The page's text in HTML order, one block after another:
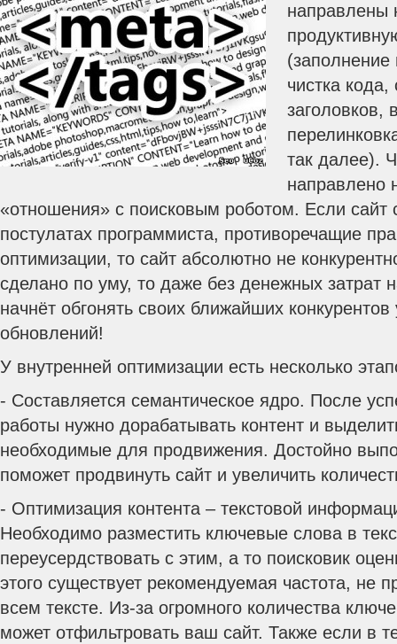
направлены
(заполнение
чистка кода,
заголовков,
так далее).
направлено
«отношения» с поисковым роботом. Если сайт
постулатах программиста, противоречащие
оптимизации, то сайт абсолютно не
сделано по уму, то даже без денежных затрат
начнёт обгонять своих ближайших
обновлений!
У внутренней оптимизации есть несколько
- Составляется семантическое ядро. После
работы нужно дорабатывать контент и
необходимые для продвижения. Достойно
поможет продвинуть сайт и увеличить
- Оптимизация контента – текстовой
Необходимо разместить ключевые слова в
переусердствовать с этим, а то поисковик
этого существует рекомендуемая частота,
всем тексте. Из-за огромного количества
может отфильтровать ваш сайт. Также если в